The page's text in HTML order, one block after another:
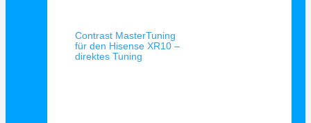
Contrast MasterTuning
für den Hisense XR10 –
direktes Tuning